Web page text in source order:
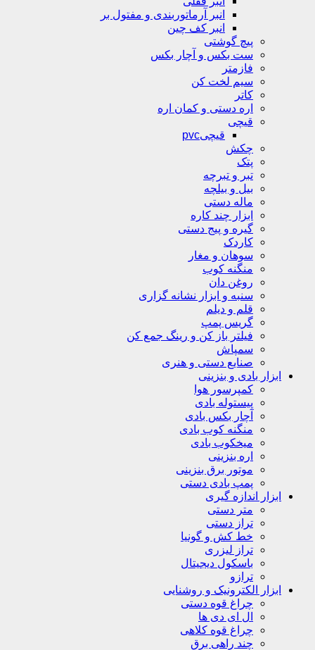
انبر آرماتوربندی و مفتول بر
انبر کف چین
پیچ گوشتی
ست بکس و آچار بکس
فازمتر
سیم لخت کن
کاتر
اره دستی و کمان اره
قیچی
قیچیpvc
چکش
پتک
تبر و تبرچه
بیل و بیلچه
ماله دستی
ابزار چند کاره
گیره و پیج دستی
کاردک
سوهان و مغار
منگنه کوب
روغن دان
سنبه و ابزار نشانه گزاری
قلم و دیلم
گریس پمپ
فیلتر باز کن و رینگ جمع کن
سمپاش
صنایع دستی و هنری
ابزار بادی و بنزینی
کمپرسور هوا
پیستوله بادی
آچار بکس بادی
منگنه کوب بادی
میخکوب بادی
اره بنزینی
موتور برق بنزینی
پمپ بادی دستی
ابزار اندازه گیری
متر دستی
تراز دستی
خط کش و گونیا
تراز لیزری
باسکول دیجیتال
ترازو
ابزار الکترونیک و روشنایی
چراغ قوه دستی
ال ای دی ها
چراغ قوه کلاهی
چند راهی برق